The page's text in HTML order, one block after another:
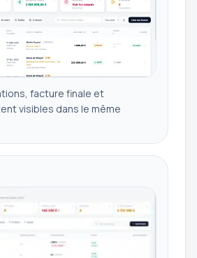
facture finale et
visibles dans le même